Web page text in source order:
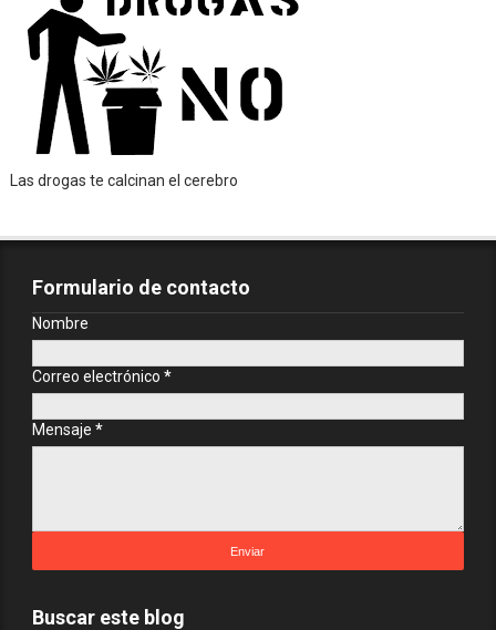
Las drogas te calcinan el cerebro
Formulario de contacto
Nombre
Correo electrónico *
Mensaje *
Buscar este blog